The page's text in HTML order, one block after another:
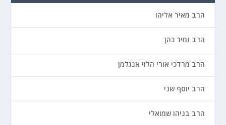
הרב מאיר אליהו
הרב זמיר כהן
הרב מרדכי אורי הלוי אנגלמן
הרב יוסף שני
הרב בניהו שמואלי